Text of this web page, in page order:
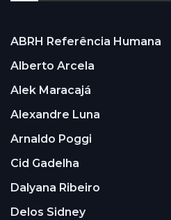
ABRH Referência Humana
Alberto Arcela
Alek Maracajá
Alexandre Luna
Arnaldo Poggi
Cid Gadelha
Dalyana Ribeiro
Delos Sidney